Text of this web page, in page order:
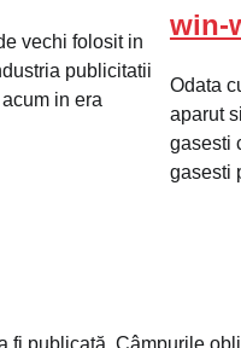
vechi folosit in
publicitatii
in era
win-
Odata
aparut
gasesti
gasesti